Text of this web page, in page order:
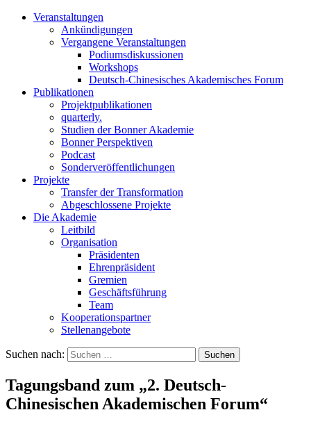
Veranstaltungen
Ankündigungen
Vergangene Veranstaltungen
Podiumsdiskussionen
Workshops
Deutsch-Chinesisches Akademisches Forum
Publikationen
Projektpublikationen
quarterly.
Studien der Bonner Akademie
Bonner Perspektiven
Podcast
Sonderveröffentlichungen
Projekte
Transfer der Transformation
Abgeschlossene Projekte
Die Akademie
Leitbild
Organisation
Präsidenten
Ehrenpräsident
Gremien
Geschäftsführung
Team
Kooperationspartner
Stellenangebote
Suchen nach:
Tagungsband zum „2. Deutsch-
Chinesischen Akademischen Forum“